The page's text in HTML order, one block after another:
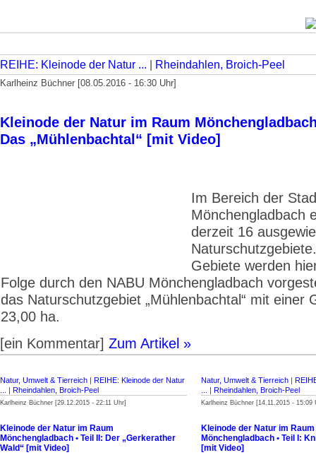
REIHE: Kleinode der Natur ... Rheindahlen, Broich-Peel
Karlheinz Büchner [08.05.2016 - 16:30 Uhr]
Kleinode der Natur im Raum
Das „Mühlenbachtal“ [mit Video]
Im Bereich der
Mönchengladbach
derzeit 16
Gebiete werden
Folge durch den NABU Mönchen­gladbach
das Naturschutzgebiet „Mühlenbachtal“ mit einer
23,00 ha.
[ein Kommentar] Zum Artikel »
Natur, Umwelt & Tierreich | REIHE: Kleinode der Natur
| Rheindahlen, Broich-Peel
Karlheinz Büchner [29.12.2015 - 22:11 Uhr]
Kleinode der Natur im Raum
Mönchengladbach • Teil II: Der „Gerkerather
Wald“ [mit Video]
Natur, Umwelt & Tierreich |
| Rheindahlen, Broich-Peel
Karlheinz Büchner [14.11.2015 - 15:09
Kleinode der Natur im Raum
Mönchengladbach • Teil I:
[mit Video]